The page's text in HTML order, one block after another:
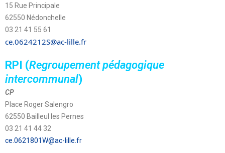
15 Rue Principale
62550 Nédonchelle
03 21 41 55 61
ce.0624212S@ac-lille.fr
RPI (Regroupement pédagogique
intercommunal)
CP
Place Roger Salengro
62550 Bailleul les Pernes
03 21 41 44 32
ce.0621801W@ac-lille.fr